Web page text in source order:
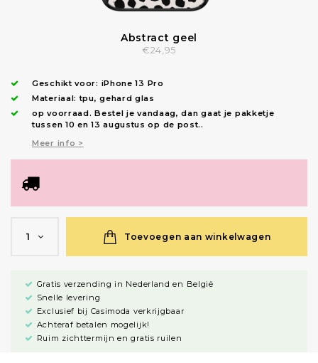
Abstract geel
€24,95
Geschikt voor: iPhone 13 Pro
Materiaal: tpu, gehard glas
op voorraad.Bestel je vandaag, dan gaat je pakketje
tussen 10 en 13 augustus op de post..
Meer info >
1 Toevoegen aan winkelwagen
Gratis verzending in Nederland en België
Snelle levering
Exclusief bij Casimoda verkrijgbaar
Achteraf betalen mogelijk!
Ruim zichttermijn en gratis ruilen